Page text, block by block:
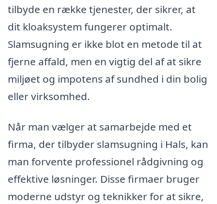
tilbyde en række tjenester, der sikrer, at
dit kloaksystem fungerer optimalt.
Slamsugning er ikke blot en metode til at
fjerne affald, men en vigtig del af at sikre
miljøet og impotens af sundhed i din bolig
eller virksomhed.
Når man vælger at samarbejde med et
firma, der tilbyder slamsugning i Hals, kan
man forvente professionel rådgivning og
effektive løsninger. Disse firmaer bruger
moderne udstyr og teknikker for at sikre,